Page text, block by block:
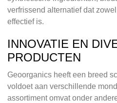
verfrissend alternatief dat
effectief is.
INNOVATIE EN
PRODUCTEN
Geoorganics heeft een breed
voldoet aan verschillende
assortiment omvat onder